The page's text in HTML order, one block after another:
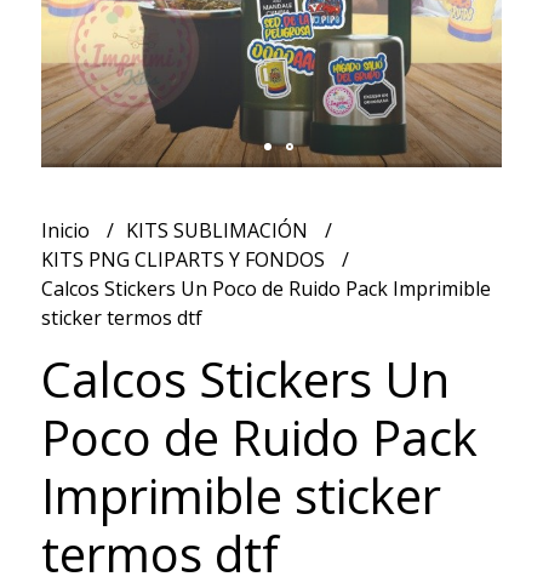
Inicio
KITS SUBLIMACIÓN
KITS PNG CLIPARTS Y FONDOS
Calcos Stickers Un Poco de Ruido Pack Imprimible
sticker termos dtf
Calcos Stickers Un
Poco de Ruido Pack
Imprimible sticker
termos dtf